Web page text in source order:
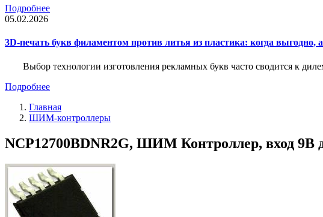
Подробнее
05.02.2026
3D-печать букв филаментом против литья из пластика: когда выгодно, а
Выбор технологии изготовления рекламных букв часто сводится к
Подробнее
Главная
ШИМ-контроллеры
NCP12700BDNR2G, ШИМ Контроллер, вход 9В